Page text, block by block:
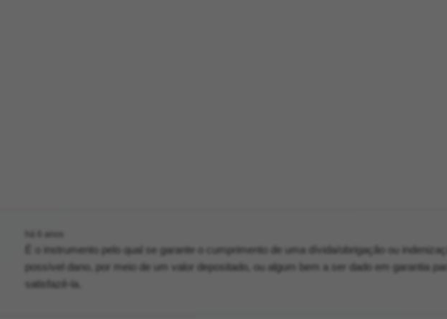
É o instrumento pelo qual se garante o cumprimento de uma dívida/obrigação ou
possível dano, por meio de um valor depositado, ou algum bem a ser dado em garantia
satisfazê-la.